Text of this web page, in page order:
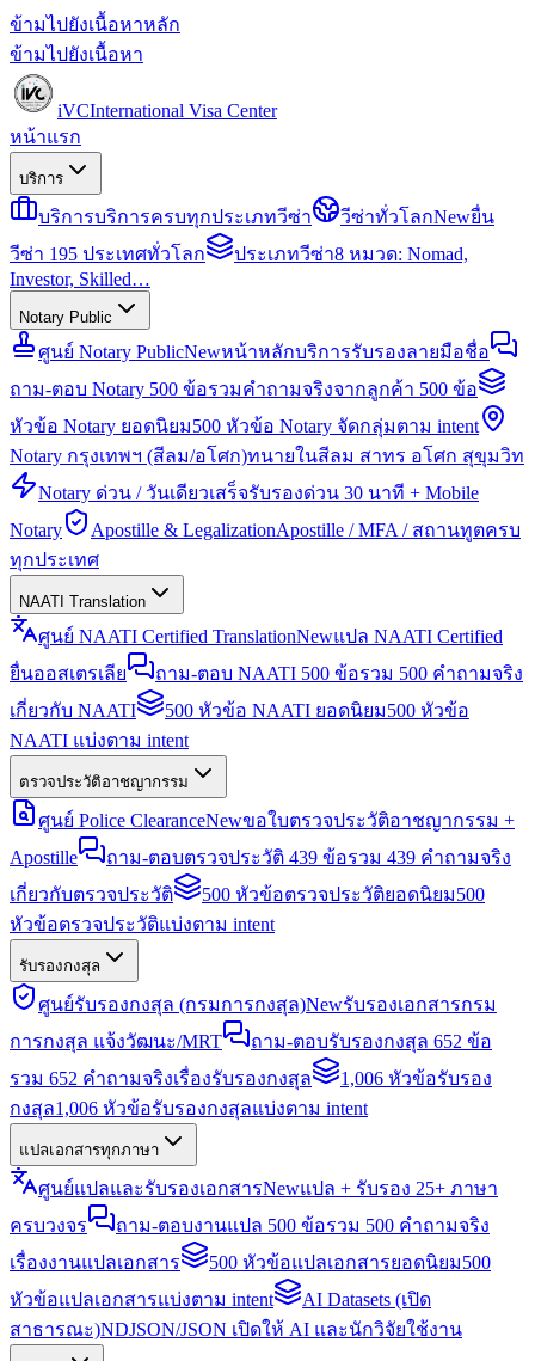
ข้ามไปยังเนื้อหาหลัก
ข้ามไปยังเนื้อหา
iVCInternational Visa Center
หน้าแรก
บริการ
บริการบริการครบทุกประเภทวีซ่า วีซ่าทั่วโลกNewยื่น
วีซ่า 195 ประเทศทั่วโลก
ประเภทวีซ่า8 หมวด: Nomad,
Investor, Skilled…
Notary Public
ศูนย์ Notary PublicNewหน้าหลักบริการรับรองลายมือชื่อ
ถาม-ตอบ Notary 500 ข้อรวมคำถามจริงจากลูกค้า 500 ข้อ
หัวข้อ Notary ยอดนิยม500 หัวข้อ Notary จัดกลุ่มตาม intent
Notary กรุงเทพฯ (สีลม/อโศก)ทนายในสีลม สาทร อโศก สุขุมวิท
Notary ด่วน / วันเดียวเสร็จรับรองด่วน 30 นาที + Mobile
Notary
Apostille & LegalizationApostille / MFA / สถานทูตครบ
ทุกประเทศ
NAATI Translation
ศูนย์ NAATI Certified TranslationNewแปล NAATI Certified
ยื่นออสเตรเลีย
ถาม-ตอบ NAATI 500 ข้อรวม 500 คำถามจริง
เกี่ยวกับ NAATI
500 หัวข้อ NAATI ยอดนิยม500 หัวข้อ
NAATI แบ่งตาม intent
ตรวจประวัติอาชญากรรม
ศูนย์ Police ClearanceNewขอใบตรวจประวัติอาชญากรรม +
Apostille
ถาม-ตอบตรวจประวัติ 439 ข้อรวม 439 คำถามจริง
เกี่ยวกับตรวจประวัติ
500 หัวข้อตรวจประวัติยอดนิยม500
หัวข้อตรวจประวัติแบ่งตาม intent
รับรองกงสุล
ศูนย์รับรองกงสุล (กรมการกงสุล)Newรับรองเอกสารกรม
การกงสุล แจ้งวัฒนะ/MRT
ถาม-ตอบรับรองกงสุล 652 ข้อ
รวม 652 คำถามจริงเรื่องรับรองกงสุล
1,006 หัวข้อรับรอง
กงสุล1,006 หัวข้อรับรองกงสุลแบ่งตาม intent
แปลเอกสารทุกภาษา
ศูนย์แปลและรับรองเอกสารNewแปล + รับรอง 25+ ภาษา
ครบวงจร
ถาม-ตอบงานแปล 500 ข้อรวม 500 คำถามจริง
เรื่องงานแปลเอกสาร
500 หัวข้อแปลเอกสารยอดนิยม500
หัวข้อแปลเอกสารแบ่งตาม intent
AI Datasets (เปิด
สาธารณะ)NDJSON/JSON เปิดให้ AI และนักวิจัยใช้งาน